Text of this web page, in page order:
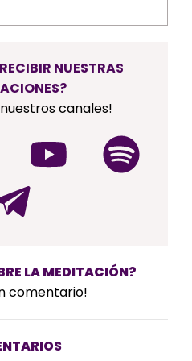
NUESTRAS
canales!
LA MEDITACIÓN?
comentario!